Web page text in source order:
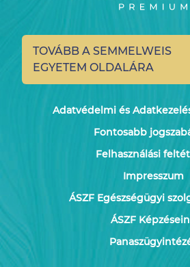
TOVÁBB A SEMMELWEIS
EGYETEM OLDALÁRA
Adatvédelmi és
Fontosabb
Felhasználási
Impresszum
ÁSZF Egészségügyi
ÁSZF